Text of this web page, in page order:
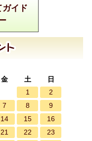
ガイド
金 土
日
1
2
7 8
9
14 15
16
21 22
23